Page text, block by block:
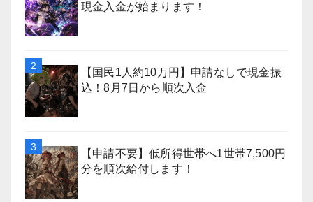
現金入金が始まります！
【国民1人約10万円】申請なしで現金振
込！8月7日から順次入金
【申請不要】低所得世帯へ1世帯7,500円
分を順次給付します！